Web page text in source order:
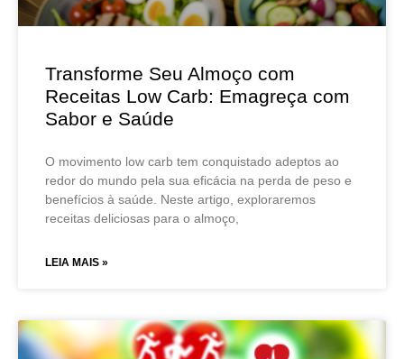
Transforme Seu Almoço com
Receitas Low Carb: Emagreça com
Sabor e Saúde
O movimento low carb tem conquistado adeptos ao
redor do mundo pela sua eficácia na perda de peso e
benefícios à saúde. Neste artigo, exploraremos
receitas deliciosas para o almoço,
LEIA MAIS »